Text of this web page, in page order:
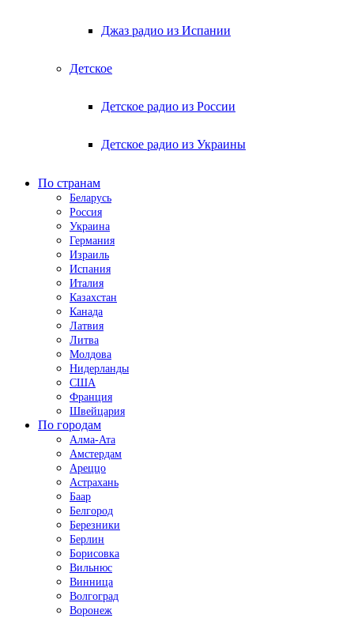
Джаз радио из Испании
Детское
Детское радио из России
Детское радио из Украины
По странам
Беларусь
Россия
Украина
Германия
Израиль
Испания
Италия
Казахстан
Канада
Латвия
Литва
Молдова
Нидерланды
США
Франция
Швейцария
По городам
Алма-Ата
Амстердам
Ареццо
Астрахань
Баар
Белгород
Березники
Берлин
Борисовка
Вильнюс
Винница
Волгоград
Воронеж